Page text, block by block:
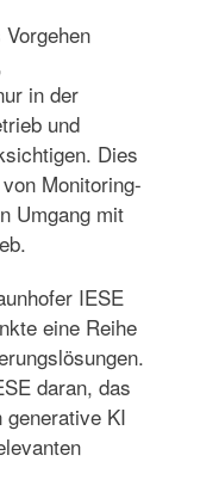
in der
und
Dies
Monitoring-
Umgang mit
IESE
eine Reihe
daran, das
KI